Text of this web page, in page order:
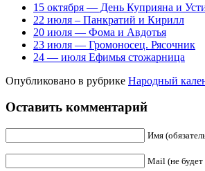
15 октября — День Куприяна и
22 июля – Панкратий и Кирилл
20 июля — Фома и Авдотья
23 июля — Громоносец. Рясочник
24 — июля Ефимья стожарница
Опубликовано в рубрике Народный
Оставить комментарий
Имя
Mail (не будет